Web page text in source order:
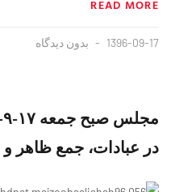
READ MORE
1396-09-17 بدون دیدگاه
در عبادات، جمع ظاهر و